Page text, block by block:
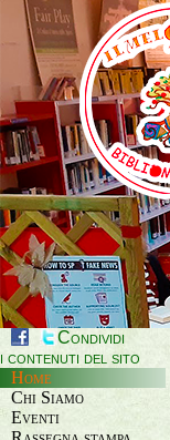
Condividi
i contenuti del sito
Home
Chi Siamo
Eventi